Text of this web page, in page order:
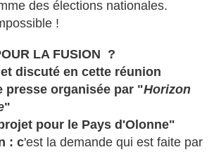
des élections nationales.
!
LA FUSION ?
discuté en cette réunion
presse organisée par "Horizon
"
pour le Pays d'Olonne"
: c'est la demande qui est faite par